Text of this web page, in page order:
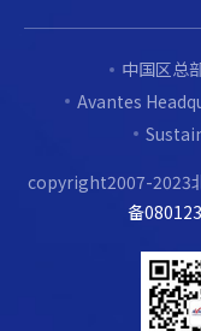
中国区总
Avantes
copyright2007-2023
备